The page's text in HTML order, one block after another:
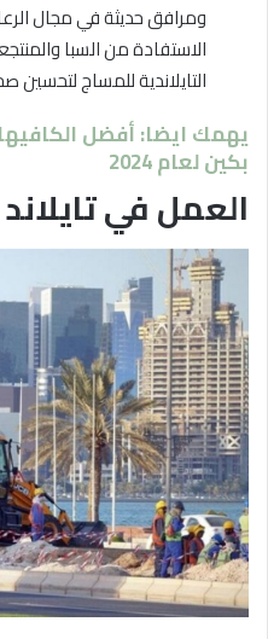
ومرافق حديثة في مجال
الاستفادة من السبا
التايلاندية للمساج لتحسين
يهمك ايضا: أفضل
بكين لعام 2024
العمل في تايلاند